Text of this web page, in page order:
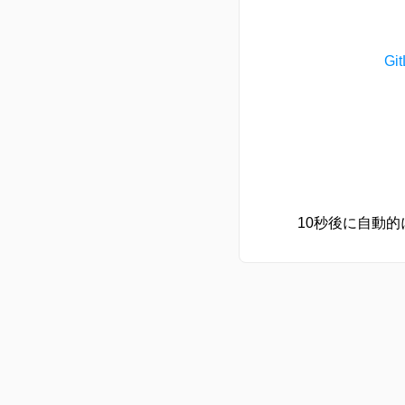
10秒後に自動的